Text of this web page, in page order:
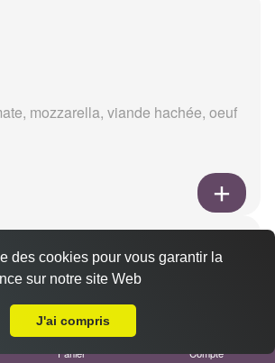
mozzarella, viande hachée, oeuf
mozzarella, oeuf, poulet,
Panier Compte
des cookies pour vous garantir la
sur notre site Web
J'ai compris